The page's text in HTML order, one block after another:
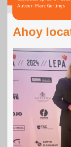
Auteur: Marc Gerlings
Ahoy